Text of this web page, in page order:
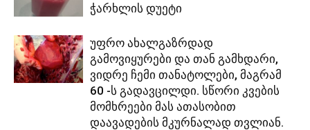
ჭარხლის დუეტი
უფრო ახალგაზრდად
გამოვიყურები და თან გამხდარი,
ვიდრე ჩემი თანატოლები, მაგრამ
60 -ს გადავცილდი. სწორი კვების
მომხრეები მას ათასობით
დაავადების მკურნალად თვლიან.